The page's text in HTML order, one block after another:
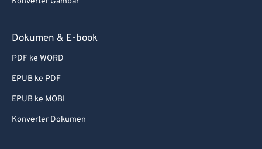
Dokumen & E-book
PDF ke WORD
EPUB ke PDF
EPUB ke MOBI
Konverter Dokumen